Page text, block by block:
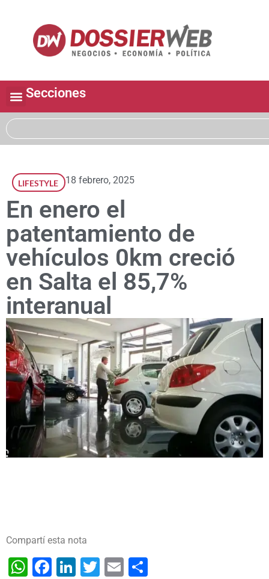
Secciones
LIFESTYLE 18 febrero, 2025
En enero el
patentamiento de
vehículos 0km creció
en Salta el 85,7%
interanual
Compartí esta nota
WhatsApp
Facebook
LinkedIn
Twitter
Email